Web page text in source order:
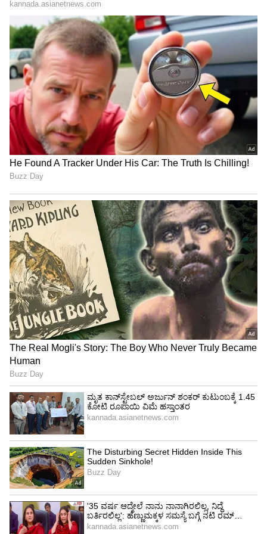
ಹಸಿರು ರೇಶ್ಮೆ ಸೀರೆಯಲ್ಲಿ ಅವಿವಾ ಮಿಂಚಿದ್ದಾರೆ, ಪಕ್ಕದಲ್ಲಿ
ವೈಟ್ ಶೇರ್ವಾನಿ ಅದಕ್ಕೆ ಹಸಿರು ಶಾಲ್ ಧರಿಸಿ ಅಭಿಷೇಕ್
ಅಂಬರೀಶ್ ಕಾಣಿಸಿಕೊಂಡಿದ್ದಾರೆ.
4
7
ಕೋಟಿ ಬೆಲೆ ಬಾಳುವ ಆಸ್ತಿ ಹೊಂದಿರುವ ಅವಿವಾ ಬಿದ್ದಪ್ಪ ಮೈ
ತುಂಬಾ ಒಡವೆ ಧರಿಸಿ ಮಿಂಚುತ್ತಾರೆ ಅಂದುಕೊಂಡವರಿಗೆ
ಶಾಕ್ ಕೊಟ್ಟು, ಸಖತ್ ಸಿಂಪಲ್‌ ಲುಕ್‌ನಲ್ಲಿ ಮಿಂಚಿದ್ದಾರೆ.
5
7